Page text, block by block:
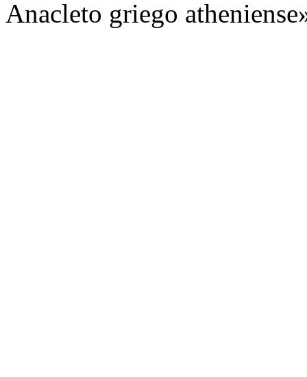
Anacleto griego